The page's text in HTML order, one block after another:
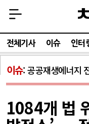
전체기사 이슈 인터
이슈 공공재생에너지
1084개 법